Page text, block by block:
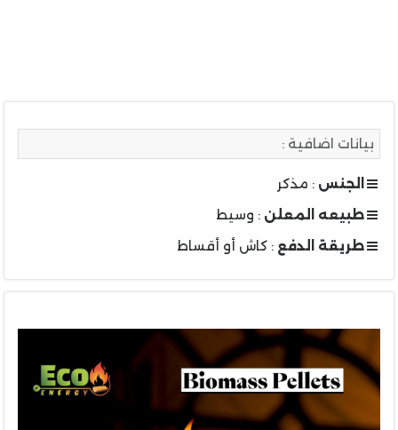
بيانات اضافية :
الجنس : مذكر
طبيعه المعلن : وسيط
طريقة الدفع : كاش أو أقساط